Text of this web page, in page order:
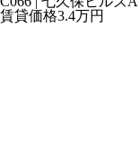
賃貸価格3.4万円